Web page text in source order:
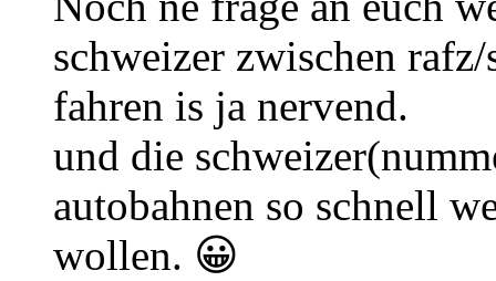
schweizer zwischen
fahren is ja nervend.
und die
autobahnen so schnell
wollen. 😀